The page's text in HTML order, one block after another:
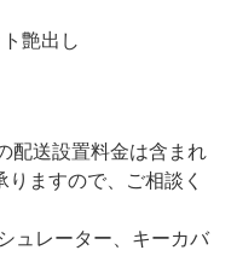
艶出し
配送設置料金は含まれ
ますので、ご相談く
ュレーター、キーカバ